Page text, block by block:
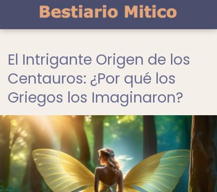
El Intrigante Origen de los
Centauros: ¿Por qué los
Griegos los Imaginaron?